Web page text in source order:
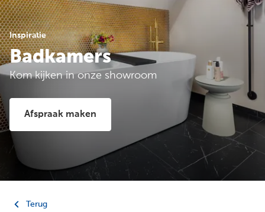
Inspiratie
Badkamers
Kom kijken in onze showroom
Afspraak maken
Terug